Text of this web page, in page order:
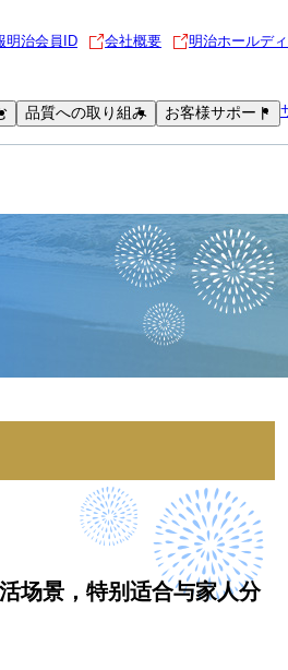
品質への取り組み お客様サポート
明治会員ID 会社概要 明治ホールデ
场景，特别适合与家人分